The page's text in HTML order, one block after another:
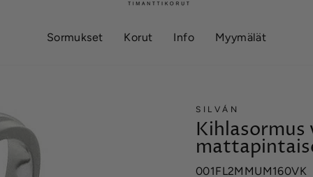
Sormukset Korut Info Myymälät
SILVÁN
001FL2MMUM160VK